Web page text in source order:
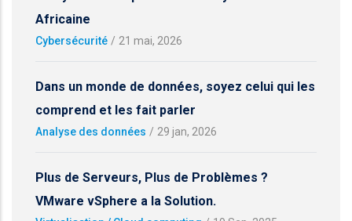
Africaine
Cybersécurité / 21 mai, 2026
Dans un monde de données, soyez celui qui les
comprend et les fait parler
Analyse des données / 29 jan, 2026
Plus de Serveurs, Plus de Problèmes ?
VMware vSphere a la Solution.